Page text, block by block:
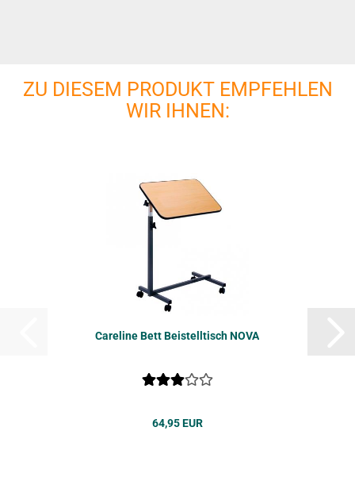
ZU DIESEM PRODUKT EMPFEHLEN
WIR IHNEN:
Ca­re­li­ne Bett Bei­stell­tisch NOVA
64,95 EUR